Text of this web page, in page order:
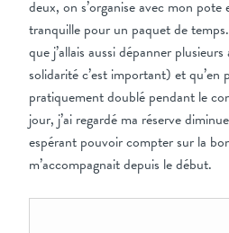
deux, on s’organise avec mon pote
tranquille pour un paquet de
que j’allais aussi dépanner plusieurs
solidarité c’est important) et qu’en
pratiquement doublé pendant le
jour, j’ai regardé ma réserve
espérant pouvoir compter sur la
m’accompagnait depuis le début.